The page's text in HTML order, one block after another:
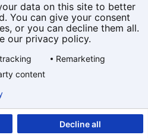
taal:
data on this site to better
You can give your consent
or you can decline them all.
our privacy policy.
Remarketing
content
Decline all